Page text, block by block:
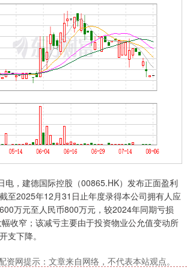
，建德国际控股（00865.HK）发布正面盈利
至2025年12月31日止年度录得本公司拥有人应
万元至人民币800万元，较2024年同期亏损
收窄；该减亏主要由于投资物业公允值变动所
支下降。
资网提示：文章来自网络，不代表本站观点。